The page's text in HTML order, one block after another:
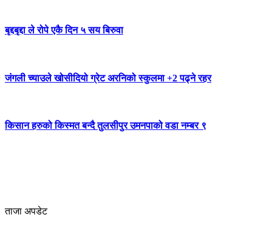
बृद्दबृद्दा ले रोपे एकै दिन ५ सय बिरुवा
जंगली च्याउले खोसीदियो ग्रेट अरनिको स्कुलमा +2 पढ्ने रहर
किसान हरुको किस्मत बन्दै तुलसीपुर उमनपाको वडा नम्बर ९
ताजा अपडेट